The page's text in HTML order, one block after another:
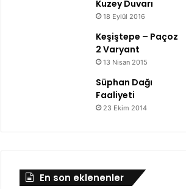
Kuzey Duvarı
18 Eylül 2016
Keşiştepe – Paçoz
2 Varyant
13 Nisan 2015
Süphan Dağı
Faaliyeti
23 Ekim 2014
En son eklenenler